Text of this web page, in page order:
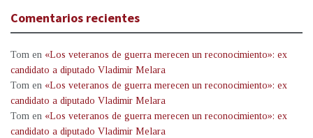
Comentarios recientes
Tom en «Los veteranos de guerra merecen un reconocimiento»: ex
candidato a diputado Vladimir Melara
Tom en «Los veteranos de guerra merecen un reconocimiento»: ex
candidato a diputado Vladimir Melara
Tom en «Los veteranos de guerra merecen un reconocimiento»: ex
candidato a diputado Vladimir Melara